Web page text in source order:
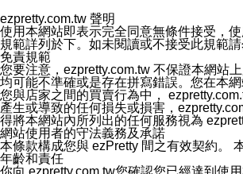
您同意本公司網站，透過您所提供的郵
停止接收這些資料或電子郵件。
十五、訊息通知
本公司/本服務將以通知型訊息傳送重要
本公司/本服務傳送之通知型訊息以對您
1.LINE 帳號設定的電話號碼與本公司/
2.該 LINE 帳號已在 LINE APP 設定中
3.LINE 帳號未封鎖傳送訊息之 LINE 官
欲變更通知型訊息的設定，操作如下：
1.點選「主頁」＞「設定」
2.點選「隱私設定」
3.點選「提供使用資料」
4.點選「LINE通知型訊息」
ezpretty.com.tw 聲明
使用本網站即表示完全同意無條件接受，
規範詳列於下。如未閱讀或不接受此規範
免責規範
您要注意，ezpretty.com.tw 不保證本網站
均可能不準確或是存在拼寫錯誤。您在本
您與店家之間的買賣行為中，
產生或導致的任何損失或損害，
得將本網站內所列出的任何服務視為
網站使用者的守法義務及承諾
本條款構成您與 ezPretty 間之有效契約。
年齡和責任
你向 ezpretty.com.tw您確認您已經達到使